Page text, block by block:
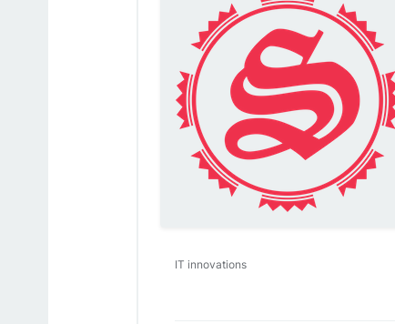
IT innovations